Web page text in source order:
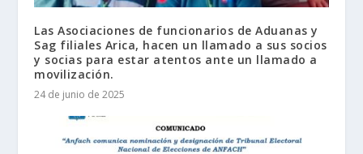
Las Asociaciones de funcionarios de Aduanas y
Sag filiales Arica, hacen un llamado a sus socios
y socias para estar atentos ante un llamado a
movilización.
24 de junio de 2025